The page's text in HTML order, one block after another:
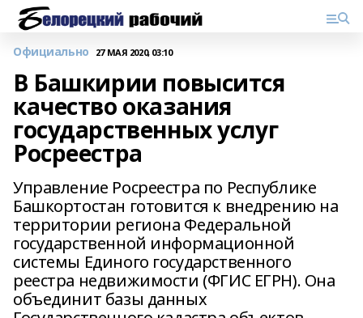
Официально 27 МАЯ 2020, 03:10
В Башкирии повысится
качество оказания
государственных услуг
Росреестра
Управление Росреестра по Республике
Башкортостан готовится к внедрению на
территории региона Федеральной
государственной информационной
системы Единого государственного
реестра недвижимости (ФГИС ЕГРН). Она
объединит базы данных